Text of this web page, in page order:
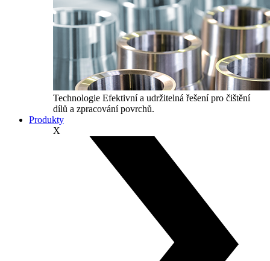
Technologie Efektivní a udržitelná řešení pro čištění
dílů a zpracování povrchů.
Produkty
X